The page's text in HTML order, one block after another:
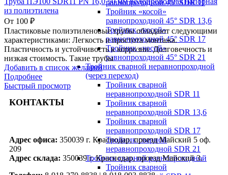
равнопроходной 45° SDR 11
Тройник «косой»
равнопроходной 45° SDR 13,6
Тройник «косой»
равнопроходной 45° SDR 17
Тройник «косой»
равнопроходной 45° SDR 21
Тройник сварной неравнопроходной
(через переход)
Тройник сварной
неравнопроходной SDR 11
Тройник сварной
неравнопроходной SDR 13,6
Тройник сварной
неравнопроходной SDR 17
Тройник сварной
неравнопроходной SDR 21
Тройник сварной равнопроходной
Тройник сварной
из полиэтилена
От 100 ₽
Пластиковые полиэтиленовые трубы обладают следующими
характеристиками: Легкость и простота монтажа.
Пластичность и устойчивость к коррозии. Долговечность и
низкая стоимость. Такие трубы
Добавить в список желаний
Подробнее
Быстрый просмотр
КОНТАКТЫ
Адрес офиса: 350039 г. Краснодар, проезд Майский 5 оф.
209
Адрес склада: 350039 г. Краснодар, проезд Майский 3.